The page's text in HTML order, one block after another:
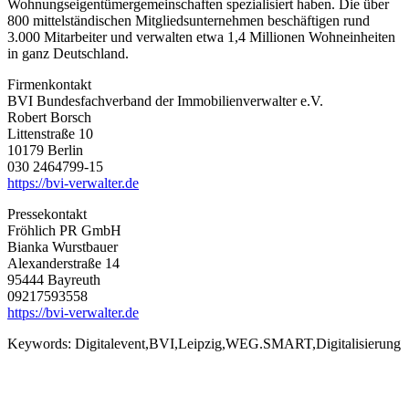
Wohnungseigentümergemeinschaften spezialisiert haben. Die über
800 mittelständischen Mitgliedsunternehmen beschäftigen rund
3.000 Mitarbeiter und verwalten etwa 1,4 Millionen Wohneinheiten
in ganz Deutschland.
Firmenkontakt
BVI Bundesfachverband der Immobilienverwalter e.V.
Robert Borsch
Littenstraße 10
10179 Berlin
030 2464799-15
https://bvi-verwalter.de
Pressekontakt
Fröhlich PR GmbH
Bianka Wurstbauer
Alexanderstraße 14
95444 Bayreuth
09217593558
https://bvi-verwalter.de
Keywords: Digitalevent,BVI,Leipzig,WEG.SMART,Digitalisierung